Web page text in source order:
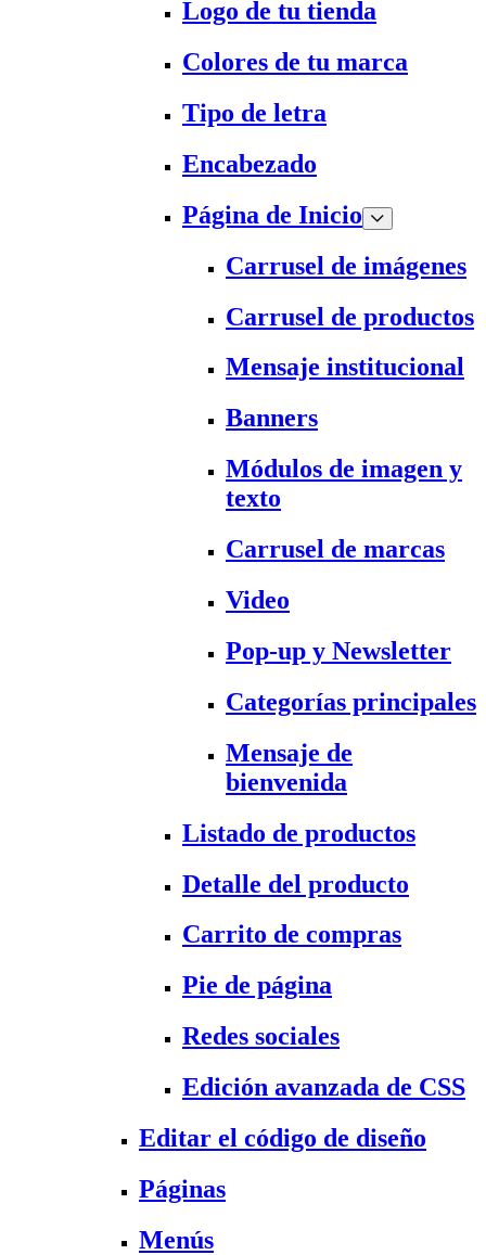
Logo de tu tienda
Colores de tu marca
Tipo de letra
Encabezado
Página de Inicio
Carrusel de imágenes
Carrusel de productos
Mensaje institucional
Banners
Módulos de imagen y
texto
Carrusel de marcas
Video
Pop-up y Newsletter
Categorías principales
Mensaje de
bienvenida
Listado de productos
Detalle del producto
Carrito de compras
Pie de página
Redes sociales
Edición avanzada de CSS
Editar el código de diseño
Páginas
Menús